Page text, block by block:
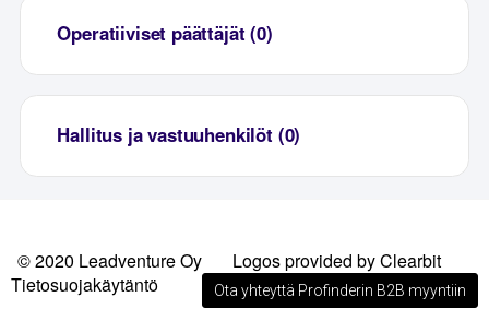
Operatiiviset päättäjät (0)
Hallitus ja vastuuhenkilöt (0)
© 2020 Leadventure Oy
Logos provided by Clearbit
Tietosuojakäytäntö
Ota yhteyttä Profinderin B2B myyntiin